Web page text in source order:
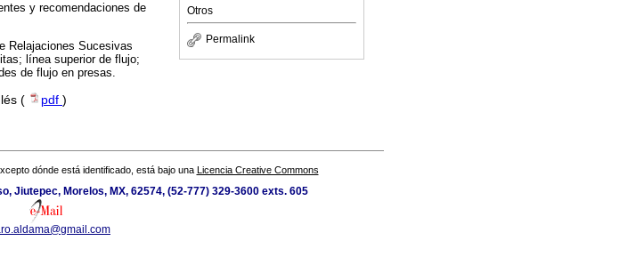
Otros
Permalink
y recomendaciones de
Relajaciones Sucesivas
línea superior de flujo;
de flujo en presas.
( pdf )
dónde está identificado, está bajo una Licencia Creative Commons
Jiutepec, Morelos, MX, 62574, (52-777) 329-3600 exts. 605